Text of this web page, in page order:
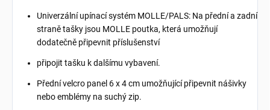
Univerzální upínací systém MOLLE/PALS: Na přední a zadní
straně tašky jsou MOLLE poutka, která umožňují
dodatečně připevnit příslušenství
připojit tašku k dalšímu vybavení.
Přední velcro panel 6 x 4 cm umožňující připevnit nášivky
nebo emblémy na suchý zip.